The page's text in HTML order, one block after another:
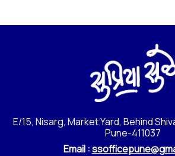
E/15, Nisarg, Market Yard, Behind
Pune-411037
Email :